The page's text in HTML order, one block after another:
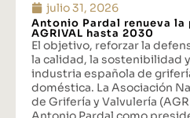
julio 31, 2026
Antonio Pardal renueva la
AGRIVAL hasta 2030
El objetivo, reforzar la
la calidad, la sostenibilidad
industria española de
doméstica. La Asociación
de Grifería y Valvulería